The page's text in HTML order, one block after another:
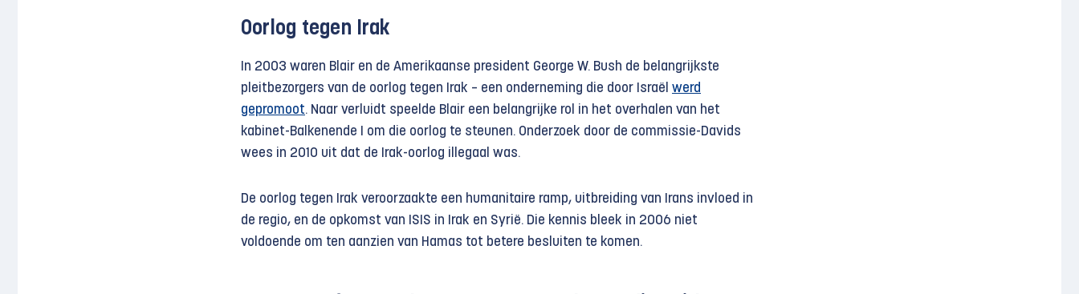
Oorlog tegen Irak
In 2003 waren Blair en de Amerikaanse president George W. Bush de belangrijkste
pleitbezorgers van de oorlog tegen Irak – een onderneming die door Israël werd
gepromoot. Naar verluidt speelde Blair een belangrijke rol in het overhalen van het
kabinet-Balkenende I om die oorlog te steunen. Onderzoek door de commissie-Davids
wees in 2010 uit dat de Irak-oorlog illegaal was.
De oorlog tegen Irak veroorzaakte een humanitaire ramp, uitbreiding van Irans invloed in
de regio, en de opkomst van ISIS in Irak en Syrië. Die kennis bleek in 2006 niet
voldoende om ten aanzien van Hamas tot betere besluiten te komen.